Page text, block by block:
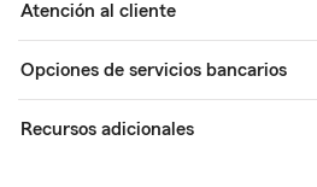
Atención al cliente
Opciones de servicios bancarios
Recursos adicionales